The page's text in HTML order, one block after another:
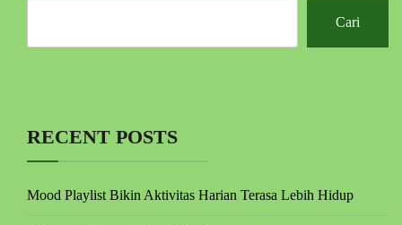
Cari
RECENT POSTS
Mood Playlist Bikin Aktivitas Harian Terasa Lebih Hidup